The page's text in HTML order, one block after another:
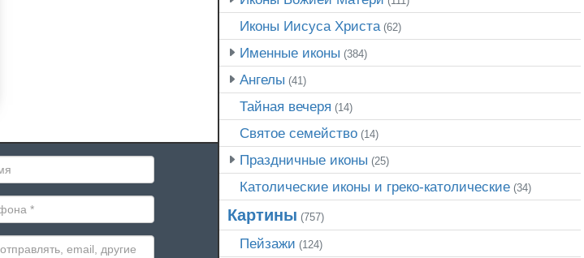
Иконы Иисуса Христа(62)
Именные иконы (384)
Ангелы (41)
Тайная вечеря (14)
Святое семейство(14)
Праздничные иконы (25)
Католические иконы и греко-католические(34)
Картины (757)
Пейзажи (124)